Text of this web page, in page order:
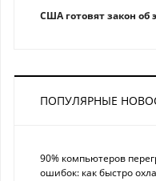
США готовят закон
ПОПУЛЯРНЫЕ
90% компьютеров
ошибок: как быстро